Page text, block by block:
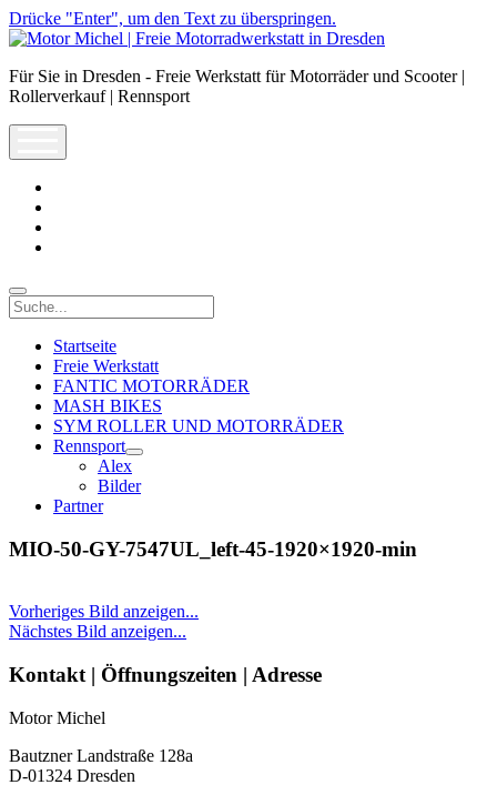
Drücke "Enter", um den Text zu überspringen.
Motor
|
Freie
Dresden
Für Sie in Dresden - Freie Werkstatt für Motorräder und Scooter |
Rollerverkauf | Rennsport
Suche
Startseite
Freie Werkstatt
FANTIC MOTORRÄDER
MASH BIKES
SYM ROLLER UND MOTORRÄDER
Rennsport
open
menu
Alex
Bilder
Partner
MIO-50-GY-7547UL_left-45-1920×1920-min
Vorheriges Bild anzeigen...
Nächstes Bild anzeigen...
Seitenleiste
Kontakt | Öffnungszeiten | Adresse
Motor Michel
Bautzner Landstraße 128a
D-01324 Dresden